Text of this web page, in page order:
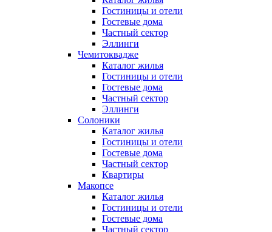
Гостиницы и отели
Гостевые дома
Частный сектор
Эллинги
Чемитоквадже
Каталог жилья
Гостиницы и отели
Гостевые дома
Частный сектор
Эллинги
Солоники
Каталог жилья
Гостиницы и отели
Гостевые дома
Частный сектор
Квартиры
Макопсе
Каталог жилья
Гостиницы и отели
Гостевые дома
Частный сектор